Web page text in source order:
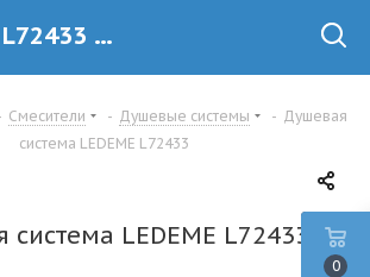
LEDEME L72433 Душевая система купить в Минске
Смесители - Душевые системы - Душевая
система LEDEME L72433
LEDEME L72433
0